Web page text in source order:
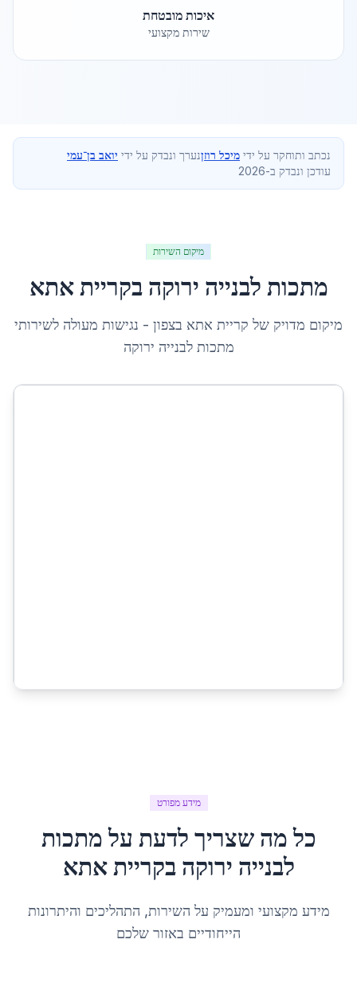
איכות מובטחת
שירות מקצועי
נכתב ותוחקר על ידי מיכל רוזןנערך ונבדק על ידי יואב בן־עמי
עודכן ונבדק ב-2026
מיקום השירות
מתכות לבנייה ירוקה בקריית אתא
מיקום מדויק של קריית אתא בצפון - נגישות מעולה לשירותי
מתכות לבנייה ירוקה
מידע מפורט
כל מה שצריך לדעת עלמתכות
לבנייה ירוקה בקריית אתא
מידע מקצועי ומעמיק על השירות, התהליכים והיתרונות
הייחודיים באזור שלכם